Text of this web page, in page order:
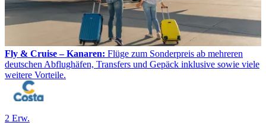
Fly & Cruise – Kanaren: Flüge zum Sonderpreis ab mehreren
deutschen Abflughäfen, Transfers und Gepäck inklusive sowie viele
weitere Vorteile.
2 Erw.